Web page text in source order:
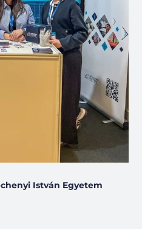
István Egyetem